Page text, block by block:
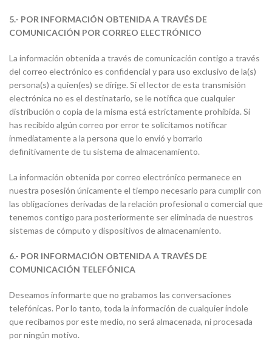
5.- POR INFORMACIÓN OBTENIDA A TRAVÉS DE
COMUNICACIÓN POR CORREO ELECTRÓNICO
La información obtenida a través de comunicación contigo a través
del correo electrónico es confidencial y para uso exclusivo de la(s)
persona(s) a quien(es) se dirige. Si el lector de esta transmisión
electrónica no es el destinatario, se le notifica que cualquier
distribución o copia de la misma está estrictamente prohibida. Si
has recibido algún correo por error te solicitamos notificar
inmediatamente a la persona que lo envió y borrarlo
definitivamente de tu sistema de almacenamiento.
La información obtenida por correo electrónico permanece en
nuestra posesión únicamente el tiempo necesario para cumplir con
las obligaciones derivadas de la relación profesional o comercial que
tenemos contigo para posteriormente ser eliminada de nuestros
sistemas de cómputo y dispositivos de almacenamiento.
6.- POR INFORMACIÓN OBTENIDA A TRAVÉS DE
COMUNICACIÓN TELEFÓNICA
Deseamos informarte que no grabamos las conversaciones
telefónicas. Por lo tanto, toda la información de cualquier índole
que recibamos por este medio, no será almacenada, ni procesada
por ningún motivo.